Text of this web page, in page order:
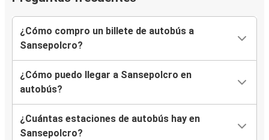
¿Cómo compro un billete de autobús a
Sansepolcro?
¿Cómo puedo llegar a Sansepolcro en
autobús?
¿Cuántas estaciones de autobús hay en
Sansepolcro?